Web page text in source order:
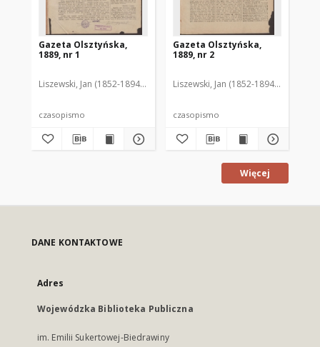
Gazeta Olsztyńska,
1889, nr 1
Liszewski, Jan (1852-1894). Red.
czasopismo
Gazeta Olsztyńska,
1889, nr 2
Liszewski, Jan (1852-1894). Red.
czasopismo
Więcej
DANE KONTAKTOWE
Adres
Wojewódzka Biblioteka Publiczna
im. Emilii Sukertowej-Biedrawiny